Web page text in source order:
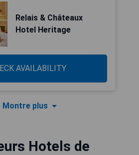
Relais & Châteaux
Hotel Heritage
AVAILABILITY
Montre plus
Hotels de